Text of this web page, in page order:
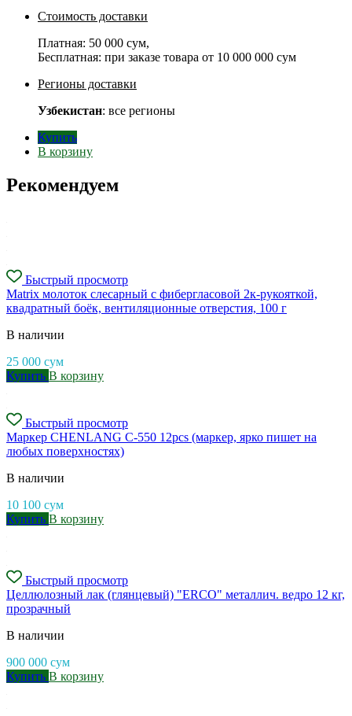
Стоимость доставки
Платная: 50 000 сум,
Бесплатная: при заказе товара от 10 000 000 сум
Регионы доставки
Узбекистан: все регионы
Купить
В корзину
Рекомендуем
Быстрый просмотр
Matrix молоток слесарный с фибергласовой 2к-рукояткой,
квадратный боёк, вентиляционные отверстия, 100 г
В наличии
25 000 сум
Купить В корзину
Быстрый просмотр
Маркер CHENLANG C-550 12pcs (маркер, ярко пишет на
любых поверхностях)
В наличии
10 100 сум
Купить В корзину
Быстрый просмотр
Целлюлозный лак (глянцевый) "ERCO" металлич. ведро 12 кг,
прозрачный
В наличии
900 000 сум
Купить В корзину